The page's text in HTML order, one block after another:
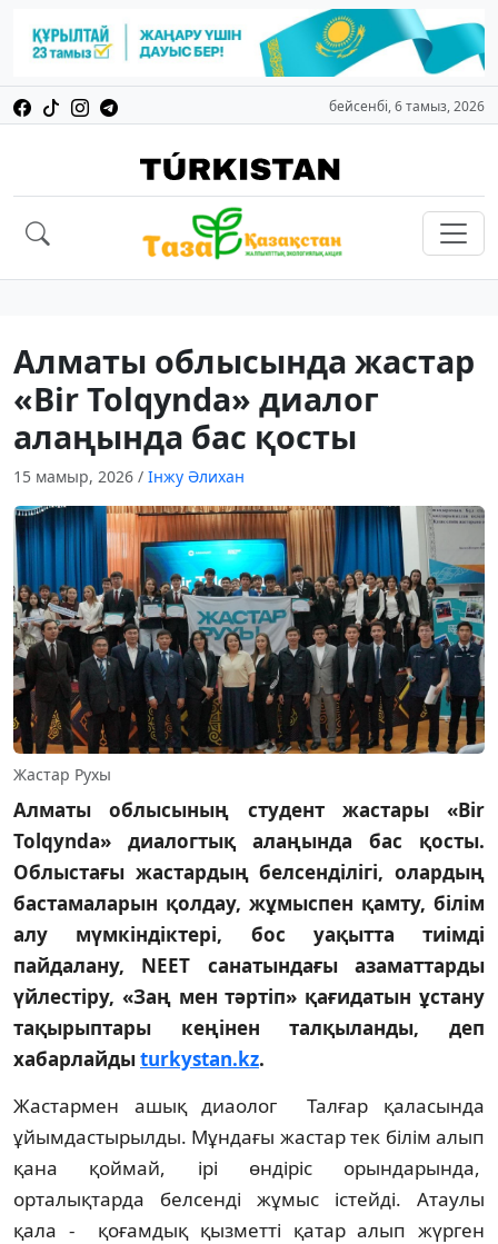
бейсенбі, 6 тамыз, 2026
Алматы облысында жастар
«Bir Tolqynda» диалог
алаңында бас қосты
15 мамыр, 2026 / Інжу Әлихан
Жастар Рухы
Алматы облысының студент жастары «Bir
Tolqynda» диалогтық алаңында бас қосты.
Облыстағы жастардың белсенділігі, олардың
бастамаларын қолдау, жұмыспен қамту, білім
алу мүмкіндіктері, бос уақытта тиімді
пайдалану, NEET санатындағы азаматтарды
үйлестіру, «Заң мен тәртіп» қағидатын ұстану
тақырыптары кеңінен талқыланды, деп
хабарлайдыturkystan.kz.
Жастармен ашық диаолог Талғар қаласында
ұйымдастырылды. Мұндағы жастар тек білім алып
қана қоймай, ірі өндіріс орындарында,
орталықтарда белсенді жұмыс істейді. Атаулы
қала - қоғамдық қызметті қатар алып жүрген